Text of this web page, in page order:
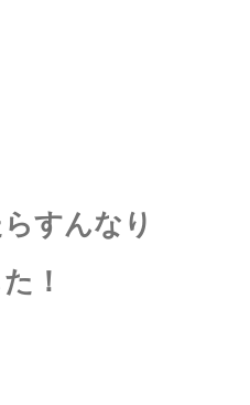
すんなり
！